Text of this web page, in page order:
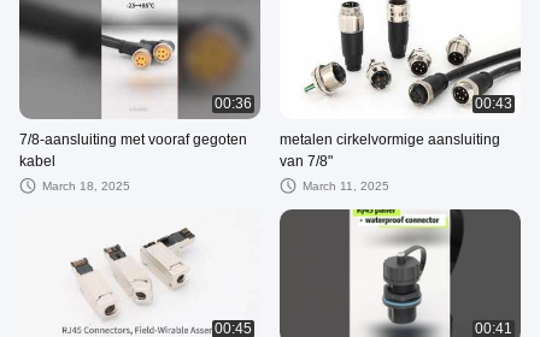
00:36
7/8-aansluiting met vooraf gegoten
kabel
March 18, 2025
00:43
metalen cirkelvormige aansluiting
van 7/8"
March 11, 2025
00:45 00:41